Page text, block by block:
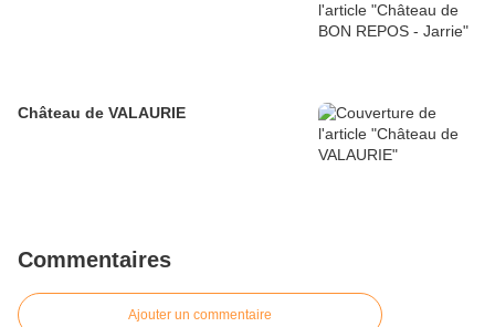
Château de VALAURIE
Commentaires
Ajouter un commentaire